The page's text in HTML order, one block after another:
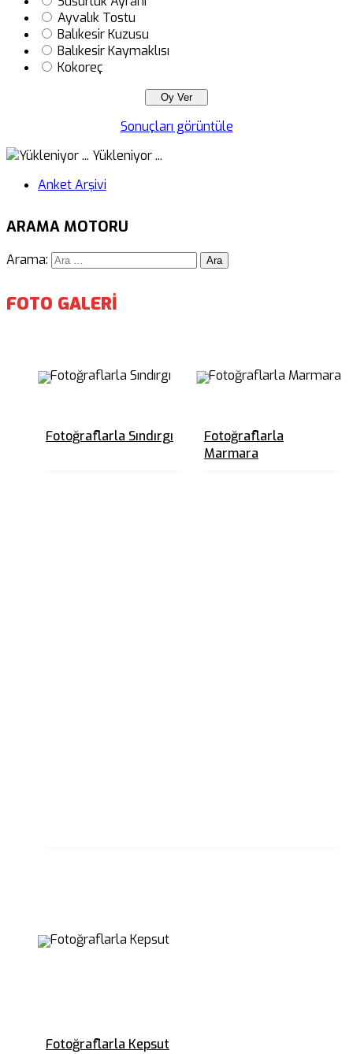
Ayvalık Tostu
Balıkesir Kuzusu
Balıkesir Kaymaklısı
Kokoreç
Sonuçları görüntüle
Yükleniyor ...
Anket Arşivi
ARAMA MOTORU
Arama:
FOTO GALERİ
Fotoğraflarla Sındırgı
Fotoğraflarla
Marmara
Fotoğraflarla Kepsut